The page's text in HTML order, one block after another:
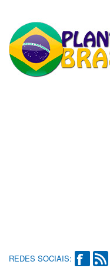
REDES SOCIAIS: